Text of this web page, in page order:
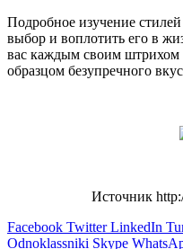
Подробное изучение
выбор и воплотить его в
вас каждым своим штрихом
образцом безупречного
Источник
Facebook Twitter LinkedIn
Odnoklassniki Skype